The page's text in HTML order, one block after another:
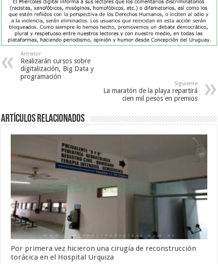
Anterior
Realizarán cursos sobre
digitalización, Big Data y
programación
Siguiente
La maratón de la playa repartirá
cien mil pesos en premios
Artículos Relacionados
Por primera vez hicieron una cirugía de reconstrucción
torácica en el Hospital Urquiza